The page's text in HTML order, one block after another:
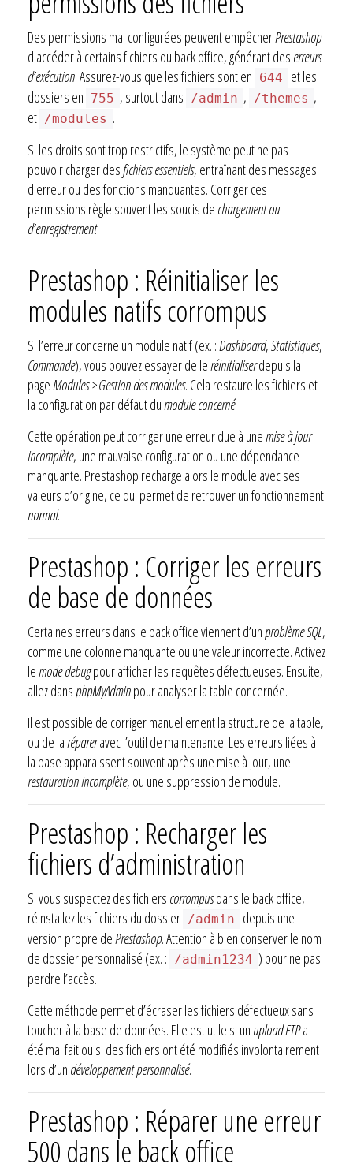
Des permissions mal configurées peuvent empêcherPrestashop
d'accéder à certains fichiers du back office, générant des erreurs
d’exécution. Assurez-vous que les fichiers sont en 644
et les
dossiers en 755 , surtout dans /admin , /themes ,
et /modules .
Si les droits sont trop restrictifs, le système peut ne pas
pouvoir charger desfichiers essentiels, entraînant des messages
d'erreur ou des fonctions manquantes. Corriger ces
permissions règle souvent les soucis de chargement ou
d’enregistrement.
Prestashop : Réinitialiser les
modules natifs corrompus
Si l’erreur concerne un module natif (ex. :Dashboard,Statistiques,
Commande), vous pouvez essayer de le réinitialiserdepuis la
pageModules > Gestion des modules. Cela restaure les fichiers et
la configuration par défaut du module concerné.
Cette opération peut corriger une erreur due à une mise à jour
incomplète, une mauvaise configuration ou une dépendance
manquante. Prestashop recharge alors le module avec ses
valeurs d’origine, ce qui permet de retrouver un fonctionnement
normal.
Prestashop : Corriger les erreurs
de base de données
Certaines erreurs dans le back office viennent d’unproblème SQL,
comme une colonne manquante ou une valeur incorrecte. Activez
le mode debugpour afficher les requêtes défectueuses. Ensuite,
allez dansphpMyAdminpour analyser la table concernée.
Il est possible de corriger manuellement la structure de la table,
ou de la répareravec l’outil de maintenance. Les erreurs liées à
la base apparaissent souvent après une mise à jour, une
restauration incomplète, ou une suppression de module.
Prestashop : Recharger les
fichiers d’administration
Si vous suspectez des fichiers corrompusdans le back office,
réinstallez les fichiers du dossier /admin
depuis une
version propre dePrestashop. Attention à bien conserver le nom
de dossier personnalisé (ex. :
/admin1234 ) pour ne pas
perdre l’accès.
Cette méthode permet d’écraser les fichiers défectueux sans
toucher à la base de données. Elle est utile si un upload FTPa
été mal fait ou si des fichiers ont été modifiés involontairement
lors d’un développement personnalisé.
Prestashop : Réparer une erreur
500 dans le back office